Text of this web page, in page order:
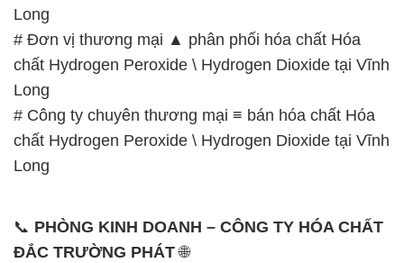
Long
# Đơn vị thương mại ▲ phân phối hóa chất Hóa
chất Hydrogen Peroxide \ Hydrogen Dioxide tại Vĩnh
Long
# Công ty chuyên thương mại ≡ bán hóa chất Hóa
chất Hydrogen Peroxide \ Hydrogen Dioxide tại Vĩnh
Long
📞 PHÒNG KINH DOANH – CÔNG TY HÓA CHẤT
ĐẮC TRƯỜNG PHÁT🌐